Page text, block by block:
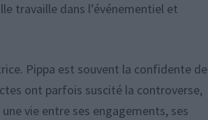
travaille dans l’événementiel et
Pippa est souvent la confidente de
ont parfois suscité la controverse,
vie entre ses engagements, ses